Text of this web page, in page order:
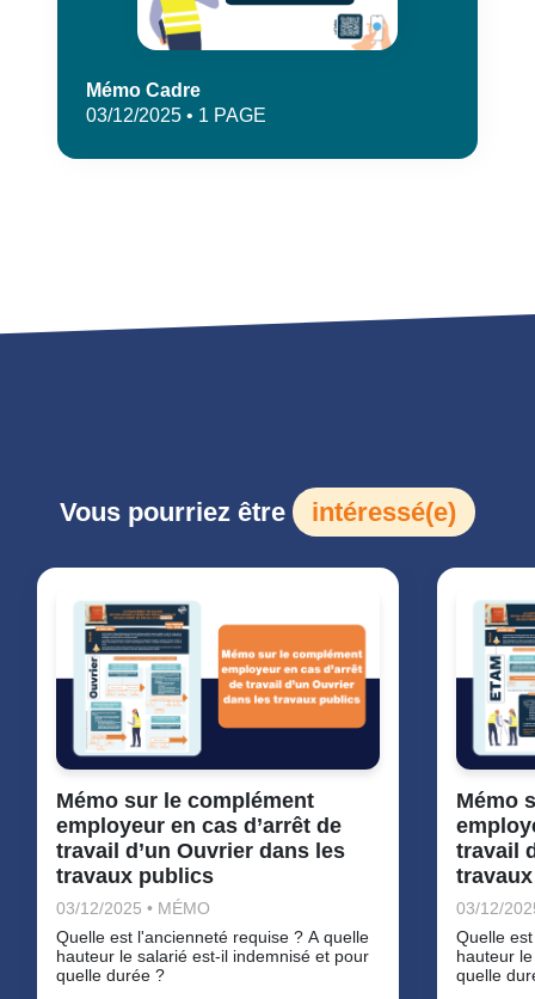
Mémo Cadre
03/12/2025 • 1 PAGE
Vous pourriez être intéressé(e)
Mémo sur le complément
employeur en cas d’arrêt de
travail d’un Ouvrier dans les
travaux publics
03/12/2025 • MÉMO
Quelle est l'ancienneté requise ? A quelle
hauteur le salarié est-il indemnisé et pour
quelle durée ?
Mémo
travail
03/12/
Quelle
hauteur
quelle